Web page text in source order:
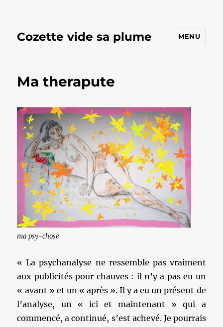
Cozette vide sa plume MENU
Ma therapute
ma psy-chose
« La psychanalyse ne ressemble pas vraiment
aux publicités pour chauves : il n’y a pas eu un
« avant » et un « après ». Il y a eu un présent de
l’analyse, un « ici et maintenant » qui a
commencé, a continué, s’est achevé. Je pourrais